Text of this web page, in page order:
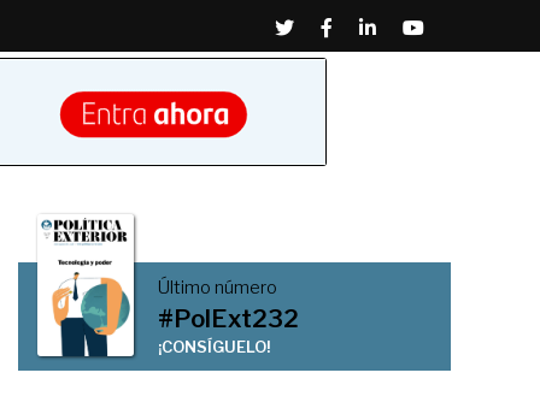
TwitterFacebook
LinkedinYoutube
Último número
#PolExt232
¡CONSÍGUELO!